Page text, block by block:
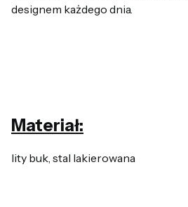
designem każdego dnia.
Materiał:
lity buk, stal lakierowana